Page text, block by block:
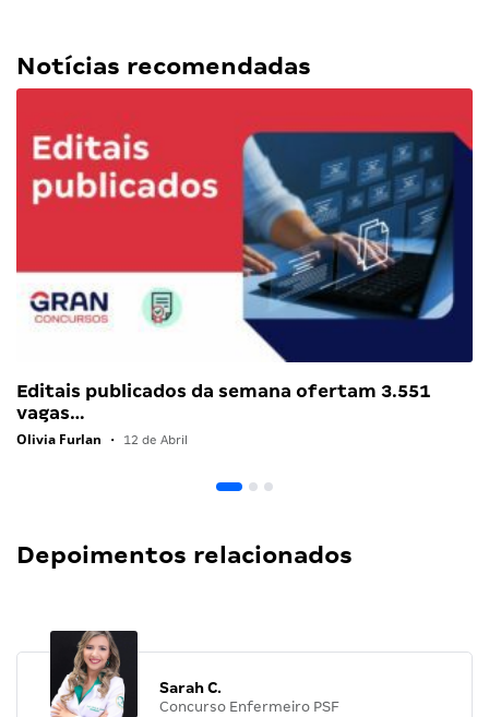
Notícias recomendadas
Editais publicados da semana ofertam 3.551
vagas…
Olivia Furlan • 12 de Abril
Depoimentos relacionados
Sarah C.
Concurso Enfermeiro PSF